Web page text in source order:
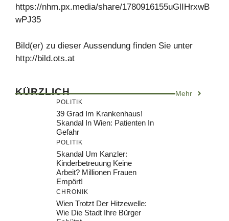
https://nhm.px.media/share/1780916155uGlIHrxwB
wPJ35
Bild(er) zu dieser Aussendung finden Sie unter
http://bild.ots.at
KÜRZLICH Mehr
POLITIK
39 Grad Im Krankenhaus!
Skandal In Wien: Patienten In
Gefahr
POLITIK
Skandal Um Kanzler:
Kinderbetreuung Keine
Arbeit? Millionen Frauen
Empört!
CHRONIK
Wien Trotzt Der Hitzewelle:
Wie Die Stadt Ihre Bürger